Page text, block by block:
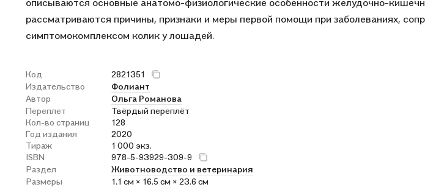
описываются основные анатомо-физиологические особенности желудочно-
рассматриваются причины, признаки и меры первой помощи при заболеваниях,
симптомокомплексом колик у лошадей.
Код
2821351
Издательство
Фолиант
Автор
Ольга Романова
Переплет
Твёрдый переплёт
Кол-во страниц
128
Год издания
2020
Тираж
1 000 экз.
ISBN
978-5-93929-309-9
Раздел
Животноводство и ветеринария
Размеры
1.1 см × 16.5 см × 23.6 см